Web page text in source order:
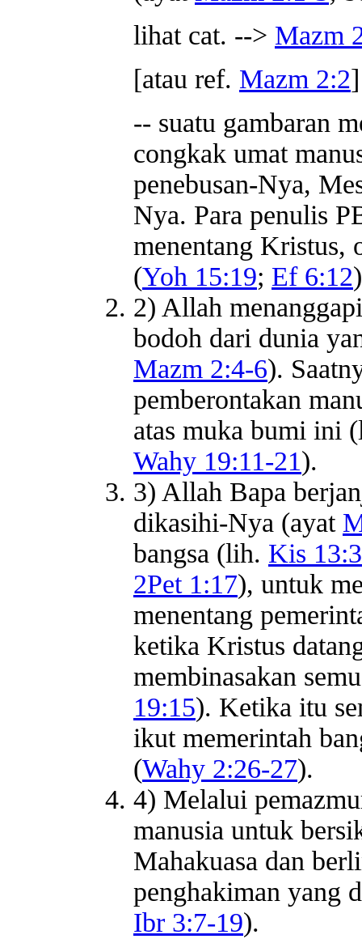
lihat cat. --> Mazm
[atau ref. Mazm 2:2]
-- suatu gambaran
congkak umat
penebusan-Nya,
Nya. Para penulis
menentang Kristus,
(Yoh 15:19; Ef 6:12
2) Allah
bodoh dari dunia
Mazm 2:4-6).
pemberontakan
atas muka bumi ini
Wahy 19:11-21).
3) Allah Bapa
dikasihi-Nya (ayat
bangsa (lih. Kis
2Pet 1:17), untuk
menentang
ketika Kristus
membinasakan
19:15). Ketika itu
ikut memerintah
(Wahy 2:26-27).
4) Melalui
manusia untuk
Mahakuasa dan
penghakiman yang
Ibr 3:7-19).